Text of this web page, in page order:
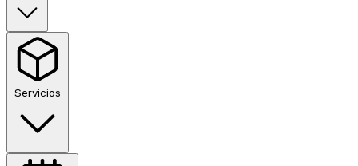
Servicios